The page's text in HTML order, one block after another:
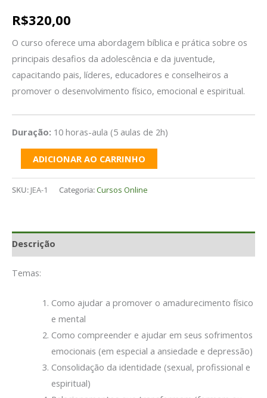
R$320,00
O curso oferece uma abordagem bíblica e prática sobre os
principais desafios da adolescência e da juventude,
capacitando pais, líderes, educadores e conselheiros a
promover o desenvolvimento físico, emocional e espiritual.
Duração: 10 horas-aula (5 aulas de 2h)
ADICIONAR AO CARRINHO
SKU: JEA-1 Categoria:Cursos Online
Descrição
Temas:
Como ajudar a promover o amadurecimento físico
e mental
Como compreender e ajudar em seus sofrimentos
emocionais (em especial a ansiedade e depressão)
Consolidação da identidade (sexual, profissional e
espiritual)